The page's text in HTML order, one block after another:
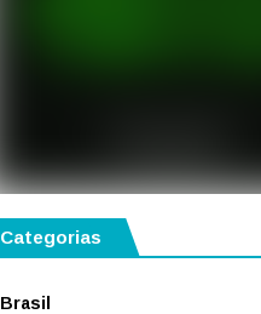
Categorias
Brasil